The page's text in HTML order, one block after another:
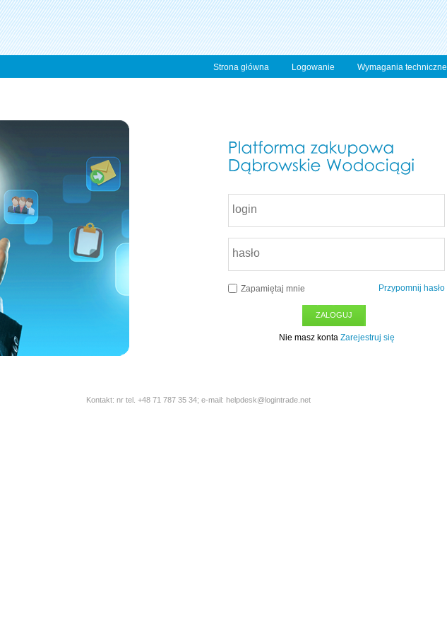
Strona główna Logowanie Wymagania techniczne
Zapamiętaj mnie Przypomnij hasło
Nie masz kontaZarejestruj się
Kontakt: nr tel. +48 71 787 35 34; e-mail: helpdesk@logintrade.net